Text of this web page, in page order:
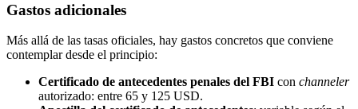
Gastos adicionales
Más allá de las tasas oficiales, hay gastos concretos que conviene
contemplar desde el principio:
Certificado de antecedentes penales del FBI con channeler
autorizado: entre 65 y 125 USD.